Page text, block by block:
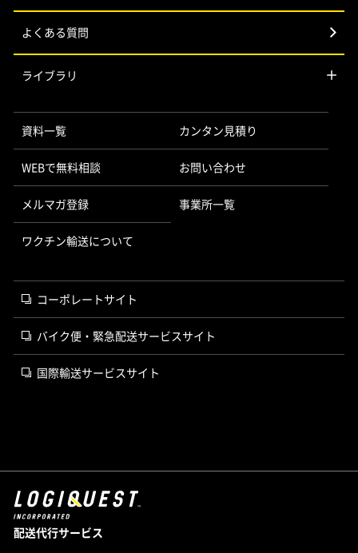
よくある質問
ライブラリ
資料一覧 カンタン見積り
WEBで無料相談 お問い合わせ
メルマガ登録 事業所一覧
ワクチン輸送について
コーポレートサイト
バイク便・緊急配送サービスサイト
国際輸送サービスサイト
配送代行サービス